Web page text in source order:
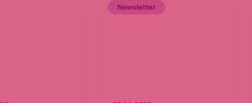
Newsletter